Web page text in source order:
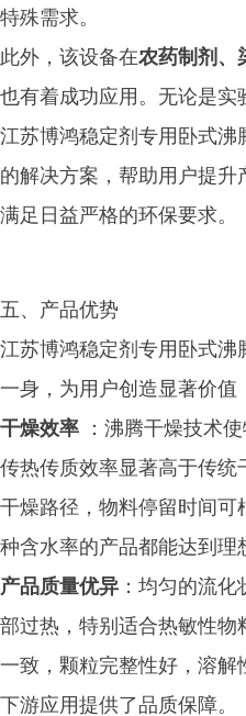
特殊需求。
此外，该设备在农药制剂、
也有着成功应用。无论是实
江苏博鸿稳定剂专用卧式
的解决方案，帮助用户提
满足日益严格的环保要求。
五、产品优势
江苏博鸿稳定剂专用卧式
一身，为用户创造显著价值
干燥效率
：沸腾干燥技术
传热传质效率显著高于传统
干燥路径，物料停留时间可
种含水率的产品都能达到理
产品质量优异 ：均匀的流
部过热，特别适合热敏性物
一致，颗粒完整性好，溶解
下游应用提供了品质保障。